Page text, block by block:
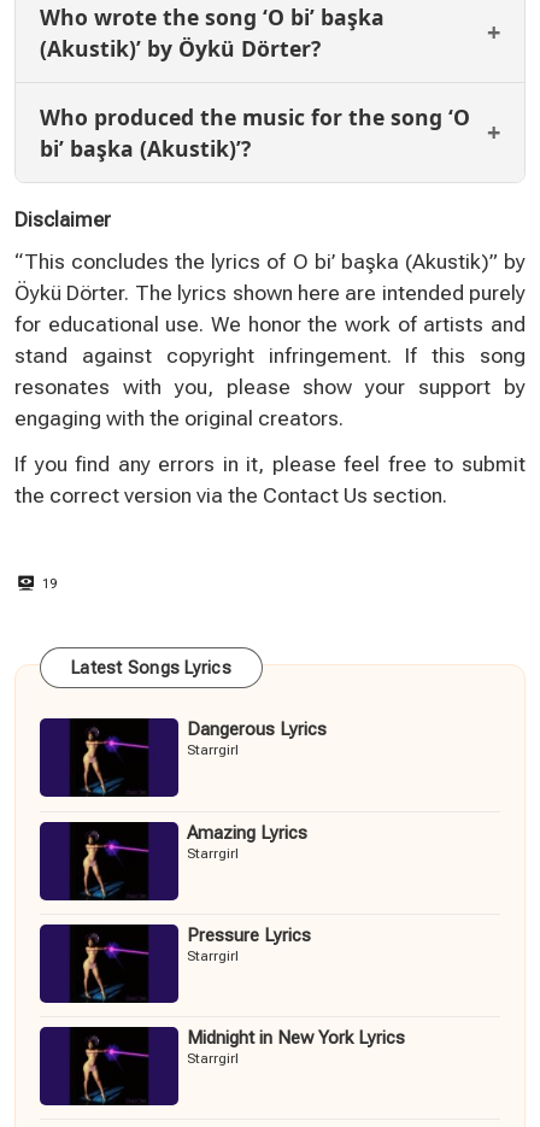
Who wrote the song ‘O bi’ başka
(Akustik)’ by Öykü Dörter?
Who produced the music for the song ‘O
bi’ başka (Akustik)’?
Disclaimer
“This concludes the lyrics of O bi’ başka (Akustik)” by
Öykü Dörter. The lyrics shown here are intended purely
for educational use. We honor the work of artists and
stand against copyright infringement. If this song
resonates with you, please show your support by
engaging with the original creators.
If you find any errors in it, please feel free to submit
the correct version via the Contact Us section.
19
Latest Songs Lyrics
Dangerous Lyrics
Starrgirl
Amazing Lyrics
Starrgirl
Pressure Lyrics
Starrgirl
Midnight in New York Lyrics
Starrgirl